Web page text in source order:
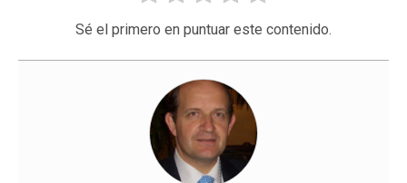
Sé el primero en puntuar este contenido.